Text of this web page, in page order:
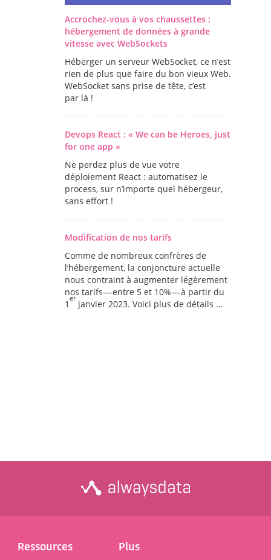
Accrochez-vous à vos chaussettes :
hébergement de données à grande
vitesse avec WebSockets
Héberger un serveur WebSocket, ce n’est
rien de plus que faire du bon vieux Web.
WebSocket sans prise de tête, c’est
par là !
Devops React : « We can be Heroes, just
for one app »
Ne perdez plus de vue votre
déploiement React : automatisez le
process, sur n’importe quel hébergeur,
sans effort !
Modification de nos tarifs
Comme de nombreux confrères de
l’hébergement, la conjoncture actuelle
nous contraint à augmenter légèrement
nos tarifs — entre 5 et 10% — à partir du
1
er
janvier 2023. Voici plus de détails …
Ressources Plus